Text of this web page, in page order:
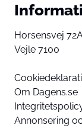
Horsensvej
Vejle 7100
Om Dagens.se
Annonsering